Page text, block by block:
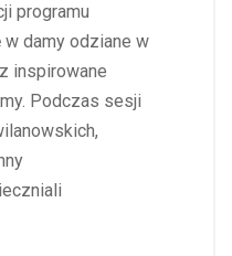
programu
w damy odziane w
inspirowane
Podczas sesji